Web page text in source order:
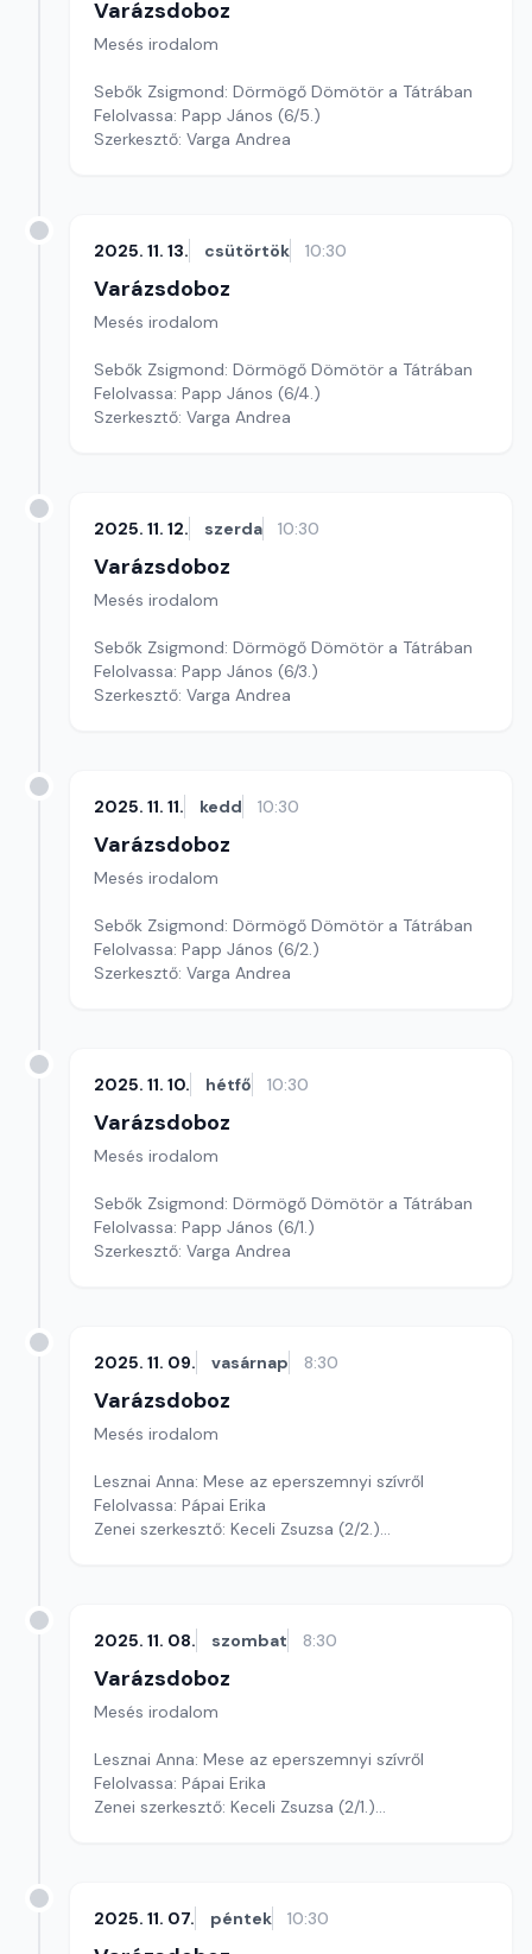
Varázsdoboz
Mesés irodalom
Sebők Zsigmond: Dörmögő Dömötör a Tátrában
Felolvassa: Papp János (6/5.)
Szerkesztő: Varga Andrea
2025. 11. 13. csütörtök 10:30
Varázsdoboz
Mesés irodalom
Sebők Zsigmond: Dörmögő Dömötör a Tátrában
Felolvassa: Papp János (6/4.)
Szerkesztő: Varga Andrea
2025. 11. 12. szerda 10:30
Varázsdoboz
Mesés irodalom
Sebők Zsigmond: Dörmögő Dömötör a Tátrában
Felolvassa: Papp János (6/3.)
Szerkesztő: Varga Andrea
2025. 11. 11. kedd 10:30
Varázsdoboz
Mesés irodalom
Sebők Zsigmond: Dörmögő Dömötör a Tátrában
Felolvassa: Papp János (6/2.)
Szerkesztő: Varga Andrea
2025. 11. 10. hétfő 10:30
Varázsdoboz
Mesés irodalom
Sebők Zsigmond: Dörmögő Dömötör a Tátrában
Felolvassa: Papp János (6/1.)
Szerkesztő: Varga Andrea
2025. 11. 09. vasárnap 8:30
Varázsdoboz
Mesés irodalom
Lesznai Anna: Mese az eperszemnyi szívről
Felolvassa: Pápai Erika
Zenei szerkesztő: Keceli Zsuzsa (2/2.)
2025. 11. 08. szombat 8:30
Varázsdoboz
Mesés irodalom
Lesznai Anna: Mese az eperszemnyi szívről
Felolvassa: Pápai Erika
Zenei szerkesztő: Keceli Zsuzsa (2/1.)
2025. 11. 07. péntek 10:30